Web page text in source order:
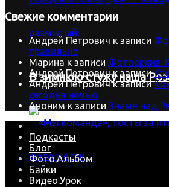
В зимнюю стужу наша
Свежие комментарии
Андрей Петрович к записи
правильно
Марина к записи Фотоархив.
Андрей Петровичк записи
Андрей Петровичк записи
сегодня ночью
Аноним к записи Знамя над
Подкасты
Блог
Фото.Альбом
Байки
Видео.Урок